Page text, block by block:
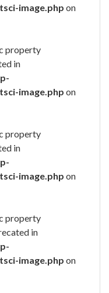
image.php on
property
in
image.php on
property
in
image.php on
property
in
image.php on